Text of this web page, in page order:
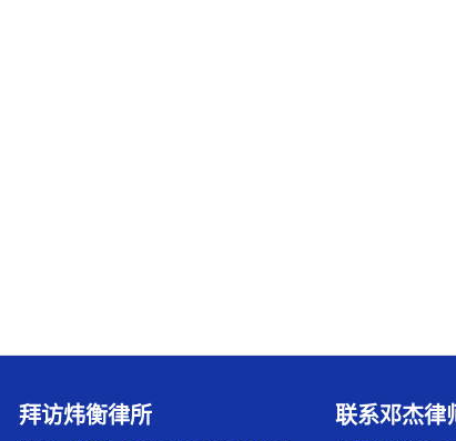
拜访炜衡律所 联系邓杰律